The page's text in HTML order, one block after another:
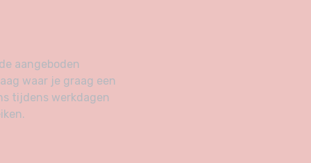
aangeboden
waar je graag een
tijdens werkdagen